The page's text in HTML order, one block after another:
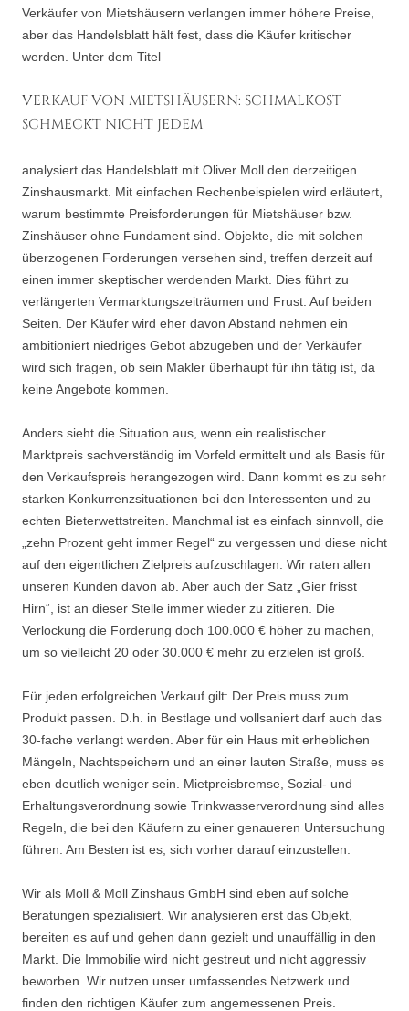
Verkäufer von Mietshäusern verlangen immer höhere Preise,
aber das Handelsblatt hält fest, dass die Käufer kritischer
werden. Unter dem Titel
VERKAUF VON MIETSHÄUSERN: SCHMALKOST
SCHMECKT NICHT JEDEM
analysiert das Handelsblatt mit Oliver Moll den derzeitigen
Zinshausmarkt. Mit einfachen Rechenbeispielen wird erläutert,
warum bestimmte Preisforderungen für Mietshäuser bzw.
Zinshäuser ohne Fundament sind. Objekte, die mit solchen
überzogenen Forderungen versehen sind, treffen derzeit auf
einen immer skeptischer werdenden Markt. Dies führt zu
verlängerten Vermarktungszeiträumen und Frust. Auf beiden
Seiten. Der Käufer wird eher davon Abstand nehmen ein
ambitioniert niedriges Gebot abzugeben und der Verkäufer
wird sich fragen, ob sein Makler überhaupt für ihn tätig ist, da
keine Angebote kommen.
Anders sieht die Situation aus, wenn ein realistischer
Marktpreis sachverständig im Vorfeld ermittelt und als Basis für
den Verkaufspreis herangezogen wird. Dann kommt es zu sehr
starken Konkurrenzsituationen bei den Interessenten und zu
echten Bieterwettstreiten. Manchmal ist es einfach sinnvoll, die
„zehn Prozent geht immer Regel“ zu vergessen und diese nicht
auf den eigentlichen Zielpreis aufzuschlagen. Wir raten allen
unseren Kunden davon ab. Aber auch der Satz „Gier frisst
Hirn“, ist an dieser Stelle immer wieder zu zitieren. Die
Verlockung die Forderung doch 100.000 € höher zu machen,
um so vielleicht 20 oder 30.000 € mehr zu erzielen ist groß.
Für jeden erfolgreichen Verkauf gilt: Der Preis muss zum
Produkt passen. D.h. in Bestlage und vollsaniert darf auch das
30-fache verlangt werden. Aber für ein Haus mit erheblichen
Mängeln, Nachtspeichern und an einer lauten Straße, muss es
eben deutlich weniger sein. Mietpreisbremse, Sozial- und
Erhaltungsverordnung sowie Trinkwasserverordnung sind alles
Regeln, die bei den Käufern zu einer genaueren Untersuchung
führen. Am Besten ist es, sich vorher darauf einzustellen.
Wir als Moll & Moll Zinshaus GmbH sind eben auf solche
Beratungen spezialisiert. Wir analysieren erst das Objekt,
bereiten es auf und gehen dann gezielt und unauffällig in den
Markt. Die Immobilie wird nicht gestreut und nicht aggressiv
beworben. Wir nutzen unser umfassendes Netzwerk und
finden den richtigen Käufer zum angemessenen Preis.